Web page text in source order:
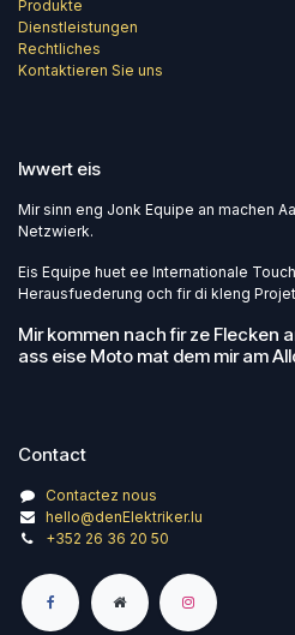
Produkte
Dienstleistungen
Rechtliches
Kontaktieren Sie uns
Iwwert eis
Mir sinn eng Jonk Equipe an machen
Netzwierk.
Eis Equipe huet ee Internationale
Herausfuederung och fir di kleng
Mir kommen nach fir ze Flecken
ass eise Moto mat dem mir am
Contact
Contactez nous
hello@denElektriker.lu
+352 26 36 20 50